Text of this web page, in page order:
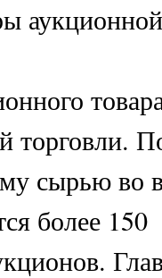
торговли.
сырью во
более 150